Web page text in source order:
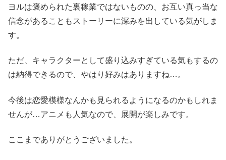
ヨルは褒められた裏稼業ではないものの、お互い真っ当な
信念があることもストーリーに深みを出している気がしま
す。
ただ、キャラクターとして盛り込みすぎている気もするの
は納得できるので、やはり好みはありますね…。
今後は恋愛模様なんかも見られるようになるのかもしれま
せんが…アニメも人気なので、展開が楽しみです。
ここまでありがとうございました。